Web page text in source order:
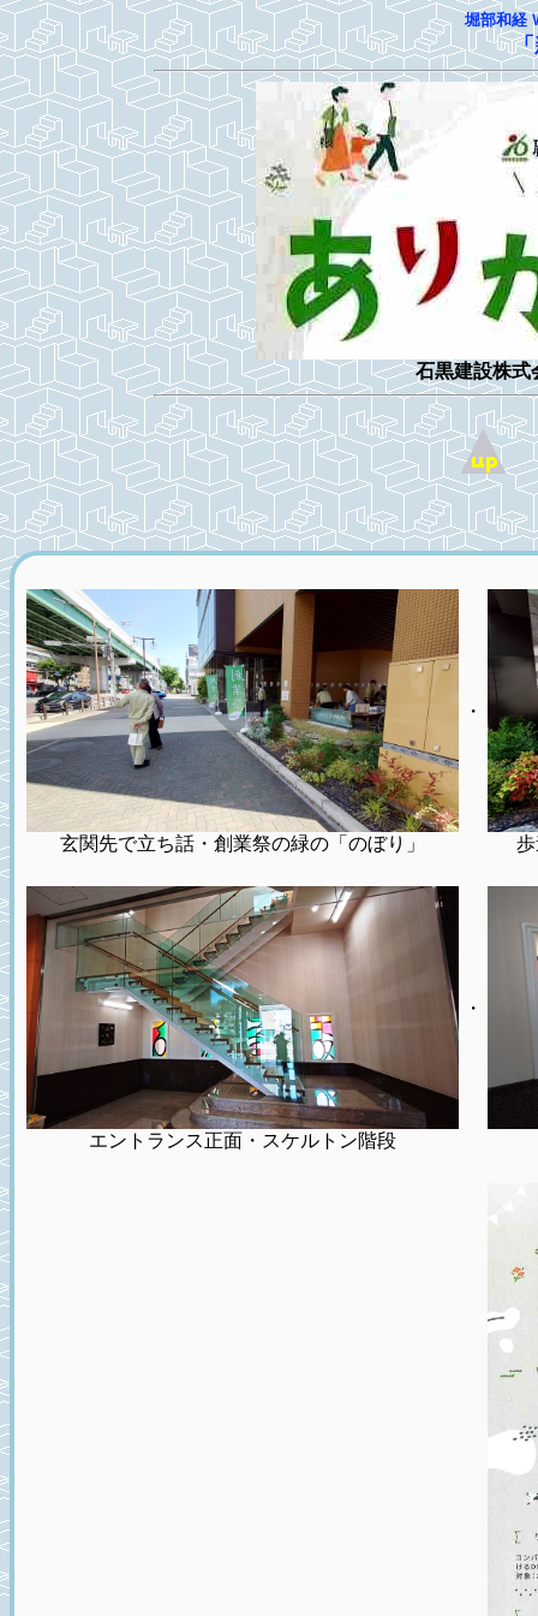
堀部和経
石黒建設株式
玄関先で立ち話・創業祭の緑の「のぼり」
・
エントランス正面・スケルトン階段
・